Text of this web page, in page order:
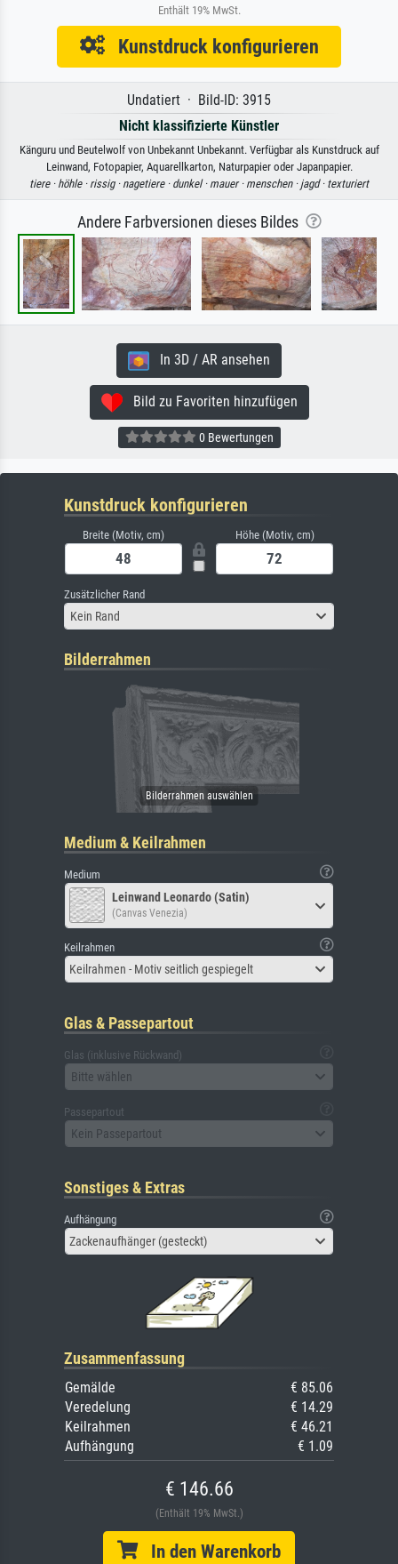
Enthält 19% MwSt.
Kunstdruck konfigurieren
Undatiert · Bild-ID: 3915
Nicht klassifizierte Künstler
Känguru und Beutelwolf von Unbekannt Unbekannt. Verfügbar als Kunstdruck auf
Leinwand, Fotopapier, Aquarellkarton, Naturpapier oder Japanpapier.
tiere · höhle · rissig · nagetiere · dunkel · mauer · menschen · jagd · texturiert
Andere Farbversionen dieses Bildes
In 3D / AR ansehen
Bild zu Favoriten hinzufügen
0 Bewertungen
Kunstdruck konfigurieren
Breite (Motiv, cm) Höhe (Motiv, cm)
Zusätzlicher Rand
Kein Rand
Bilderrahmen
Medium & Keilrahmen
Medium
Leinwand Leonardo (Satin)
(Canvas Venezia)
Keilrahmen
Keilrahmen - Motiv seitlich gespiegelt
Glas & Passepartout
Glas (inklusive Rückwand)
Bitte wählen
Passepartout
Kein Passepartout
Sonstiges & Extras
Aufhängung
Zackenaufhänger (gesteckt)
Zusammenfassung
Gemälde
€ 85.06
Veredelung
€ 14.29
Keilrahmen
€ 46.21
Aufhängung
€ 1.09
€ 146.66
(Enthält 19% MwSt.)
In den Warenkorb